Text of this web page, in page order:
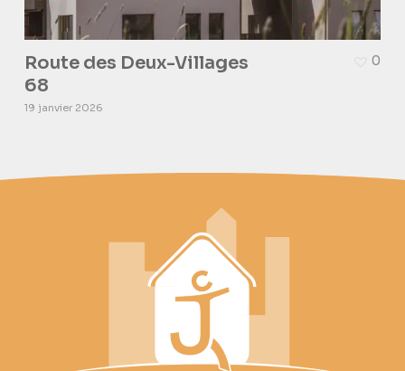
Route des Deux-Villages
68
19 janvier 2026
0